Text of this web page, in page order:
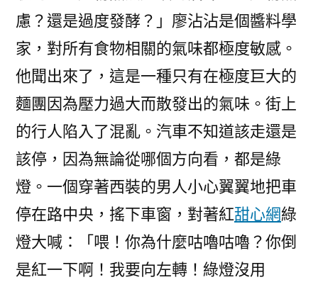
慮？還是過度發酵？」廖沾沾是個醬料學
家，對所有食物相關的氣味都極度敏感。
他聞出來了，這是一種只有在極度巨大的
麵團因為壓力過大而散發出的氣味。街上
的行人陷入了混亂。汽車不知道該走還是
該停，因為無論從哪個方向看，都是綠
燈。一個穿著西裝的男人小心翼翼地把車
停在路中央，搖下車窗，對著紅甜心網綠
燈大喊：「喂！你為什麼咕嚕咕嚕？你倒
是紅一下啊！我要向左轉！綠燈沒用